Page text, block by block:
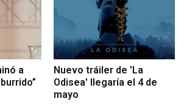
a
Nuevo tráiler de 'La
Odisea' llegaría el 4 de
mayo